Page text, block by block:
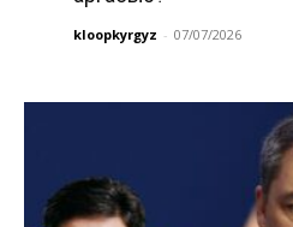
kloopkyrgyz - 07/07/2026